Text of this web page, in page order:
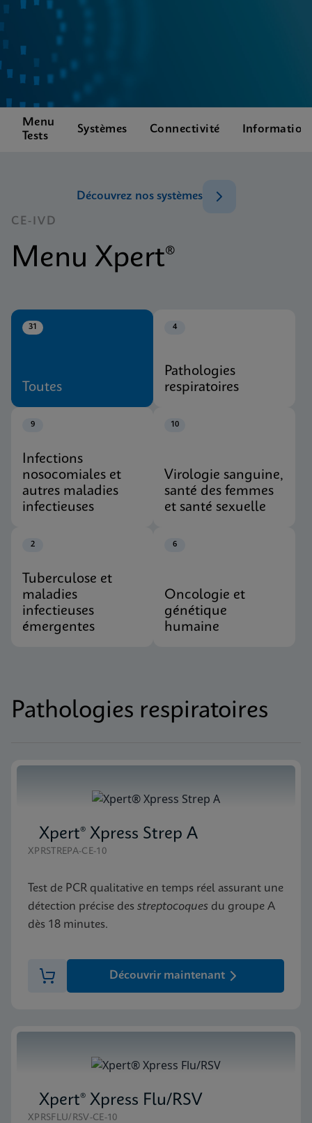
Menu
Tests
Systèmes Connectivité
Découvrez nos systèmes
CE-IVD
Menu Xpert®
31
Toutes
4
Pathologies
respiratoires
9
Infections
nosocomiales et
autres maladies
infectieuses
10
Virologie sanguine,
santé des femmes
et santé sexuelle
2
Tuberculose et
maladies
infectieuses
émergentes
6
Oncologie et
génétique
humaine
Pathologies respiratoires
Xpert® Xpress Strep A
XPRSTREPA-CE-10
Test de PCR qualitative en temps réel assurant une
détection précise des streptocoques du groupe A
dès 18 minutes.
Découvrir maintenant
Xpert® Xpress Flu/RSV
XPRSFLU/RSV-CE-10